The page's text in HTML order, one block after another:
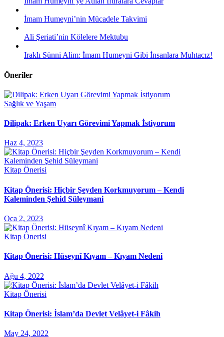
İmam Humeyni’nin Mücadele Takvimi
Ali Şeriati’nin Kölelere Mektubu
Iraklı Sünni Alim: İmam Humeyni Gibi İnsanlara Muhtacız!
Öneriler
Sağlık ve Yaşam
Dilipak: Erken Uyarı Görevimi Yapmak İstiyorum
Haz 4, 2023
Kitap Önerisi
Kitap Önerisi: Hiçbir Şeyden Korkmuyorum – Kendi
Kaleminden Şehid Süleymani
Oca 2, 2023
Kitap Önerisi
Kitap Önerisi: Hüseynî Kıyam – Kıyam Nedeni
Ağu 4, 2022
Kitap Önerisi
Kitap Önerisi: İslam’da Devlet Velâyet-i Fâkih
May 24, 2022